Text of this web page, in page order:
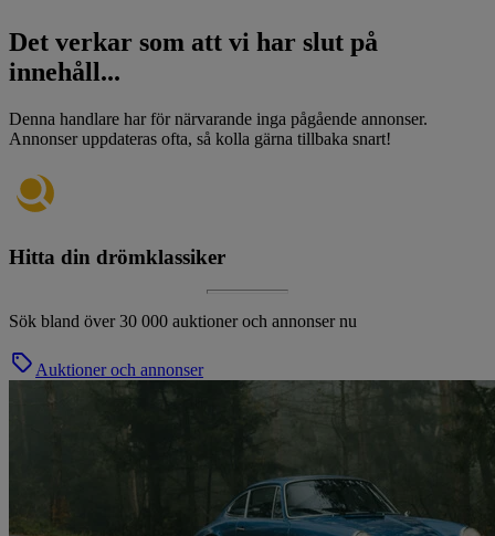
Det verkar som att vi har slut på
innehåll...
Denna handlare har för närvarande inga pågående annonser.
Annonser uppdateras ofta, så kolla gärna tillbaka snart!
Hitta din drömklassiker
Sök bland över 30 000 auktioner och annonser nu
Auktioner och annonser